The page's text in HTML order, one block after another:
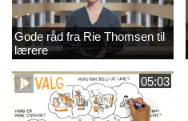
Gode råd fra Rie Thomsen til
lærere
05:03